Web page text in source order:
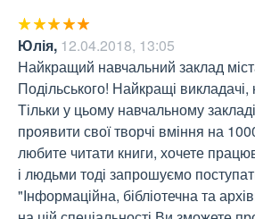
Юлія, 12.04.2018, 13:05
Найкращий навчальний заклад
Подільського! Найкращі викладачі,
Тільки у цьому навчальному
проявити свої творчі вміння на
любите читати книги, хочете
і людьми тоді запрошуємо
"Інформаційна, бібліотечна та